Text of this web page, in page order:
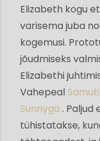
Elizabeth kogu
varisema juba
kogemusi.
jõudmiseks
Elizabethi
Vahepeal
Sunnyga .
tühistatakse,